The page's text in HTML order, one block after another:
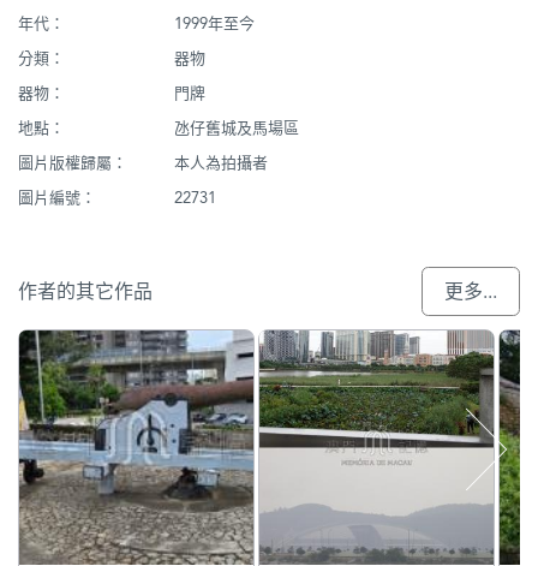
年代：
1999年至今
分類：
器物
器物：
門牌
地點：
氹仔舊城及馬場區
圖片版權歸屬：
本人為拍攝者
圖片編號：
22731
作者的其它作品 更多...